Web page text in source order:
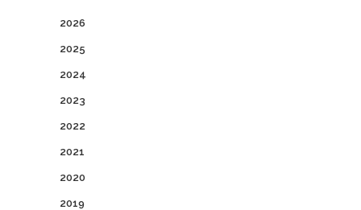
2026
2025
2024
2023
2022
2021
2020
2019